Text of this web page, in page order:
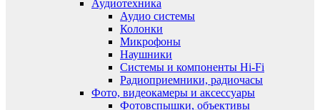
Аудиотехника
Аудио системы
Колонки
Микрофоны
Наушники
Системы и компоненты Hi-Fi
Радиоприемники, радиочасы
Фото, видеокамеры и аксессуары
Фотовспышки, объективы